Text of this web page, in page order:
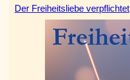
Der Freiheitsliebe verpflichtet